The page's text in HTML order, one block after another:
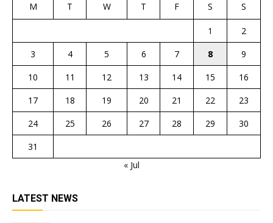
M T W T F S S
1
2
3
4 5 6 7 8
9
10
11 12 13 14 15
16
17
18 19 20 21 22
23
24
25 26 27 28 29
30
31
« Jul
LATEST NEWS